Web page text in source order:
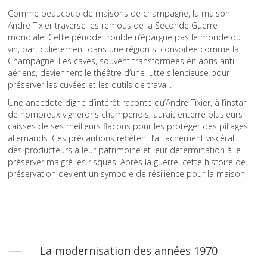
Comme beaucoup de maisons de champagne, la maison
André Tixier traverse les remous de la Seconde Guerre
mondiale. Cette période trouble n’épargne pas le monde du
vin, particulièrement dans une région si convoitée comme la
Champagne. Les caves, souvent transformées en abris anti-
aériens, deviennent le théâtre d’une lutte silencieuse pour
préserver les cuvées et les outils de travail.
Une anecdote digne d’intérêt raconte qu’André Tixier, à l’instar
de nombreux vignerons champenois, aurait enterré plusieurs
caisses de ses meilleurs flacons pour les protéger des pillages
allemands. Ces précautions reflètent l’attachement viscéral
des producteurs à leur patrimoine et leur détermination à le
préserver malgré les risques. Après la guerre, cette histoire de
préservation devient un symbole de résilience pour la maison.
La modernisation des années 1970